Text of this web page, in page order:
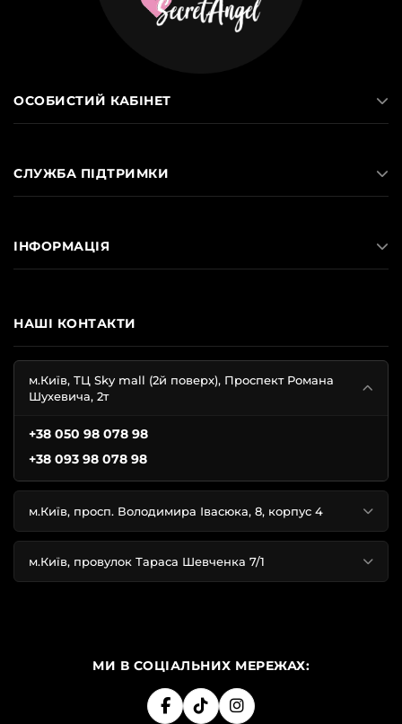
НАШІ КОНТАКТИ
м.Київ, ТЦ Sky mall (2й поверх), Проспект Романа
Шухевича, 2т
+38 050 98 078 98
+38 093 98 078 98
м.Київ, просп. Володимира Івасюка, 8, корпус 4
м.Київ, провулок Тараса Шевченка 7/1
ОСОБИСТИЙ КАБІНЕТ
СЛУЖБА ПІДТРИМКИ
ІНФОРМАЦІЯ
МИ В СОЦІАЛЬНИХ МЕРЕЖАХ: